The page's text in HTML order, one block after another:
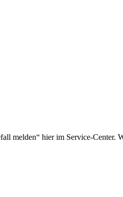
melden“ hier im Service-Center.